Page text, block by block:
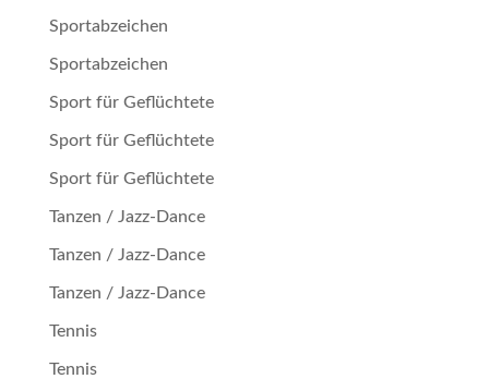
Sportabzeichen
Sportabzeichen
Sport für Geflüchtete
Sport für Geflüchtete
Sport für Geflüchtete
Tanzen / Jazz-Dance
Tanzen / Jazz-Dance
Tanzen / Jazz-Dance
Tennis
Tennis